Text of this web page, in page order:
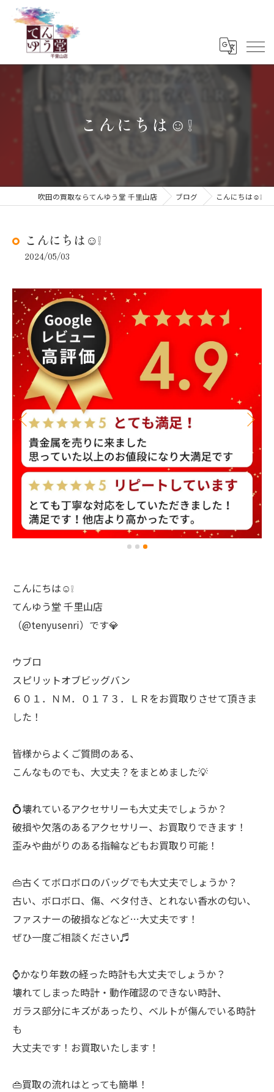
こんにちは☺️❕
吹田の買取ならてんゆう堂 千里山店 ブログ こんにちは☺️❕
こんにちは☺️❕
2024/05/03
こんにちは☺️❕
てんゆう堂 千里山店
（@tenyusenri）です💎
ウブロ
スピリットオブビッグバン
６０１．ＮＭ．０１７３．ＬＲをお買取りさせて頂きま
した！
皆様からよくご質問のある、
こんなものでも、大丈夫？をまとめました💡
💍壊れているアクセサリーも大丈夫でしょうか？
破損や欠落のあるアクセサリー、お買取りできます！
歪みや曲がりのある指輪などもお買取り可能！
👜古くてボロボロのバッグでも大丈夫でしょうか？
古い、ボロボロ、傷、ベタ付き、とれない香水の匂い、
ファスナーの破損などなど…大丈夫です！
ぜひ一度ご相談ください♬
⌚️かなり年数の経った時計も大丈夫でしょうか？
壊れてしまった時計・動作確認のできない時計、
ガラス部分にキズがあったり、ベルトが傷んでいる時計
も
大丈夫です！お買取いたします！
👜買取の流れはとっても簡単！